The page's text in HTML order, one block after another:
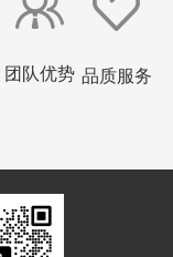
团队优势 品质服务